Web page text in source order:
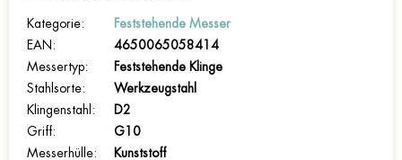
Kategorie:
Feststehende Messer
EAN :
4650065058414
Messertyp:
Feststehende Klinge
Stahlsorte:
Werkzeugstahl
Klingenstahl :
D2
Griff:
G10
Messerhülle: Kunststoff